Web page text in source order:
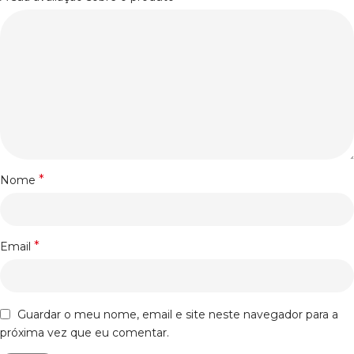
Nome *
Email *
Guardar o meu nome, email e site neste navegador para a
próxima vez que eu comentar.